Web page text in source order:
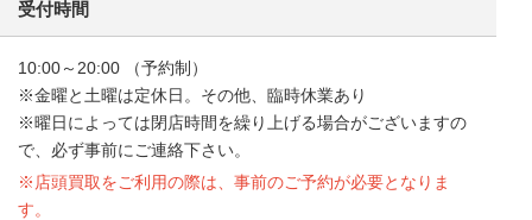
受付時間
10:00～20:00 （予約制）
※金曜と土曜は定休日。その他、臨時休業あり
※曜日によっては閉店時間を繰り上げる場合がございますの
で、必ず事前にご連絡下さい。
※店頭買取をご利用の際は、事前のご予約が必要となりま
す。